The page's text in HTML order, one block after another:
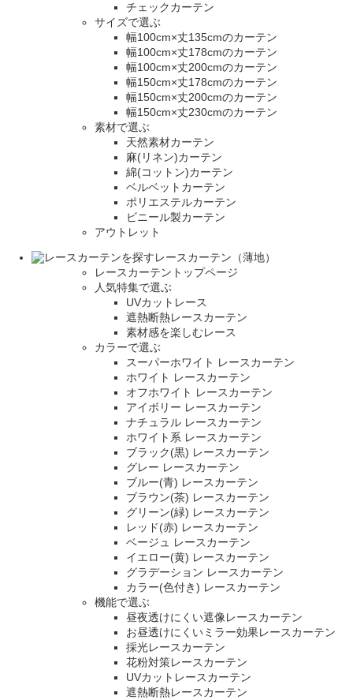
チェックカーテン
サイズで選ぶ
幅100cm×丈135cmのカーテン
幅100cm×丈178cmのカーテン
幅100cm×丈200cmのカーテン
幅150cm×丈178cmのカーテン
幅150cm×丈200cmのカーテン
幅150cm×丈230cmのカーテン
素材で選ぶ
天然素材カーテン
麻(リネン)カーテン
綿(コットン)カーテン
ベルベットカーテン
ポリエステルカーテン
ビニール製カーテン
アウトレット
レースカーテン（薄地）
レースカーテントップページ
人気特集で選ぶ
UVカットレース
遮熱断熱レースカーテン
素材感を楽しむレース
カラーで選ぶ
スーパーホワイト レースカーテン
ホワイト レースカーテン
オフホワイト レースカーテン
アイボリー レースカーテン
ナチュラル レースカーテン
ホワイト系 レースカーテン
ブラック(黒) レースカーテン
グレー レースカーテン
ブルー(青) レースカーテン
ブラウン(茶) レースカーテン
グリーン(緑) レースカーテン
レッド(赤) レースカーテン
ベージュ レースカーテン
イエロー(黄) レースカーテン
グラデーション レースカーテン
カラー(色付き) レースカーテン
機能で選ぶ
昼夜透けにくい遮像レースカーテン
お昼透けにくいミラー効果レースカーテン
採光レースカーテン
花粉対策レースカーテン
UVカットレースカーテン
遮熱断熱レースカーテン